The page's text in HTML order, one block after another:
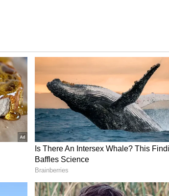
சென்னையில் 22 கேரட் ஆபரணத்
ரூ.44,800ஆக விற்பனை
ரூ.5,600ஆக விற்பனையாகிறது.
விற்பனையாகிறது. 24 கேரட்